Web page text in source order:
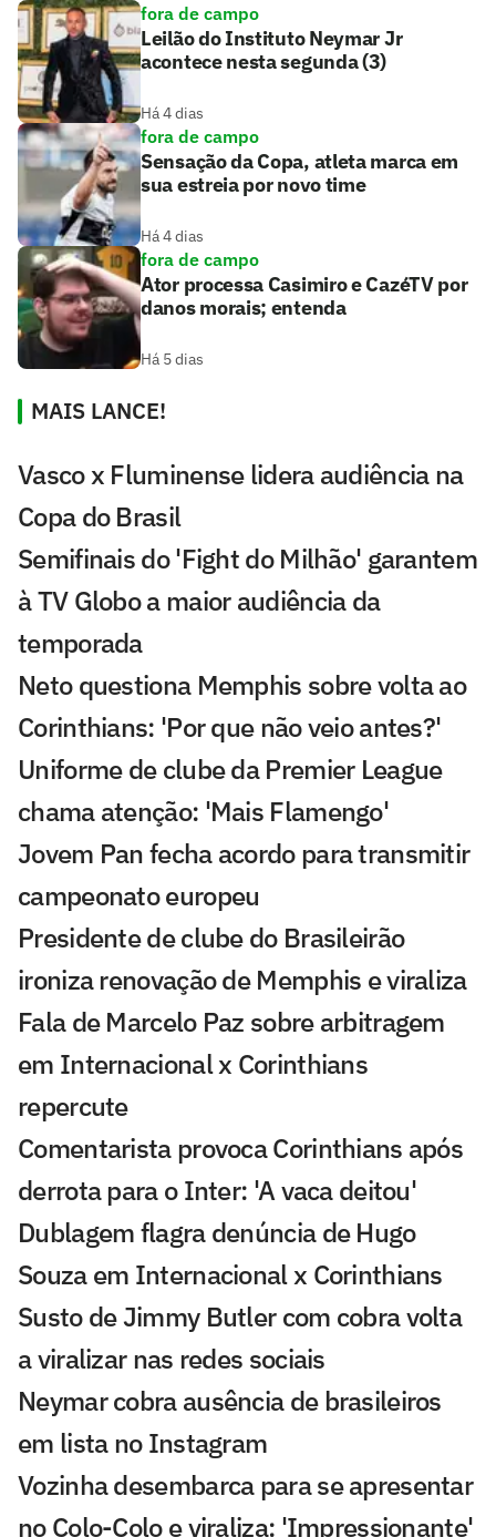
fora de campo
Leilão do Instituto Neymar Jr
acontece nesta segunda (3)
Há 4 dias
fora de campo
Sensação da Copa, atleta marca em
sua estreia por novo time
Há 4 dias
fora de campo
Ator processa Casimiro e CazéTV por
danos morais; entenda
Há 5 dias
MAIS LANCE!
Vasco x Fluminense lidera audiência na
Copa do Brasil
Semifinais do 'Fight do Milhão' garantem
à TV Globo a maior audiência da
temporada
Neto questiona Memphis sobre volta ao
Corinthians: 'Por que não veio antes?'
Uniforme de clube da Premier League
chama atenção: 'Mais Flamengo'
Jovem Pan fecha acordo para transmitir
campeonato europeu
Presidente de clube do Brasileirão
ironiza renovação de Memphis e viraliza
Fala de Marcelo Paz sobre arbitragem
em Internacional x Corinthians
repercute
Comentarista provoca Corinthians após
derrota para o Inter: 'A vaca deitou'
Dublagem flagra denúncia de Hugo
Souza em Internacional x Corinthians
Susto de Jimmy Butler com cobra volta
a viralizar nas redes sociais
Neymar cobra ausência de brasileiros
em lista no Instagram
Vozinha desembarca para se apresentar
no Colo-Colo e viraliza: 'Impressionante'